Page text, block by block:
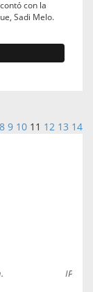
con la
Sadi Melo.
8 9 10 11 12 13 14